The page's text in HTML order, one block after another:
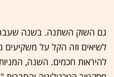
לשיאים וזה הקל על משקיעים
להיראות חכמים. השנה,